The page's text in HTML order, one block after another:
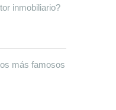
inmobiliario?
más famosos